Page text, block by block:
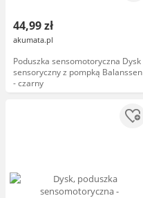
44,99 zł
akumata.pl
Poduszka sensomotoryczna Dysk
sensoryczny z pompką Balanssen
- czarny